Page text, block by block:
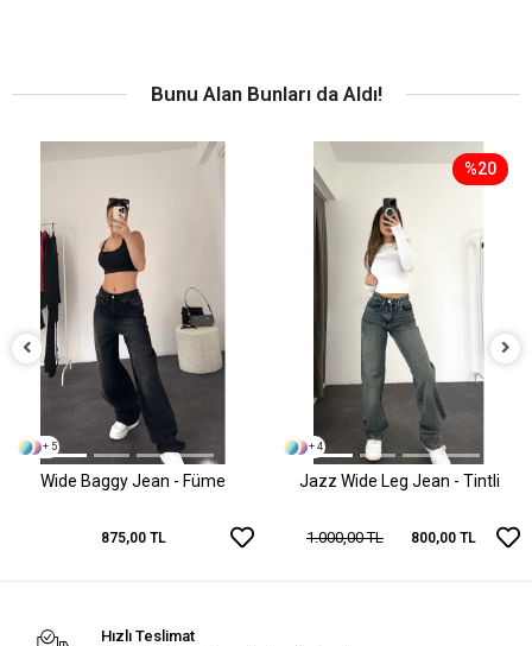
Bunu Alan Bunları da Aldı!
+ 5
Wide Baggy Jean - Füme
875,00 TL
%20
+ 4
Jazz Wide Leg Jean - Tintli
1.000,00 TL 800,00 TL
Hızlı Teslimat